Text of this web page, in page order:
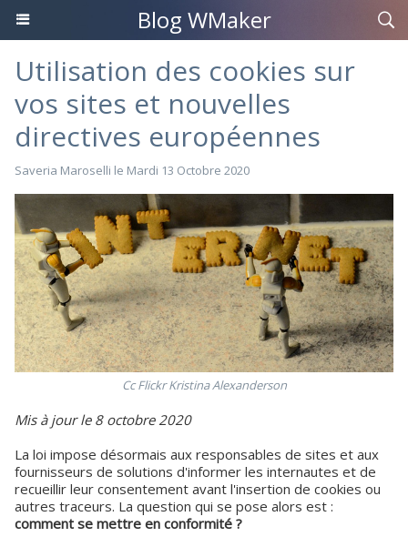
Blog WMaker
Utilisation des cookies sur
vos sites et nouvelles
directives européennes
Saveria Maroselli le Mardi 13 Octobre 2020
Cc Flickr Kristina Alexanderson
Mis à jour le 8 octobre 2020
La loi impose désormais aux responsables de sites et aux
fournisseurs de solutions d'informer les internautes et de
recueillir leur consentement avant l'insertion de cookies ou
autres traceurs. La question qui se pose alors est :
comment se mettre en conformité ?